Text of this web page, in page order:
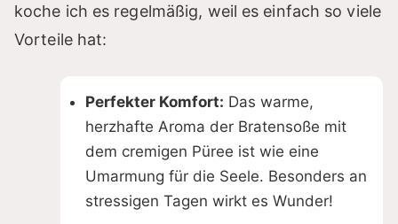
koche ich es regelmäßig, weil es einfach so viele
Vorteile hat:
Perfekter Komfort: Das warme,
herzhafte Aroma der Bratensoße mit
dem cremigen Püree ist wie eine
Umarmung für die Seele. Besonders an
stressigen Tagen wirkt es Wunder!